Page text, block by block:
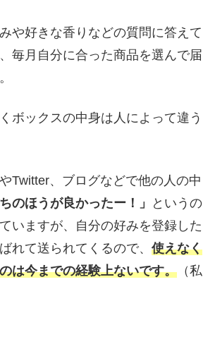
や好きな香りなどの質問に答えて
毎月自分に合った商品を選んで届
ボックスの中身は人によって違う
Twitter、ブログなどで他の人の中
ちのほうが良かったー！」
というの
いますが、自分の好みを登録した
れて送られてくるので、 使えなく
は今までの経験上ないです。 （私